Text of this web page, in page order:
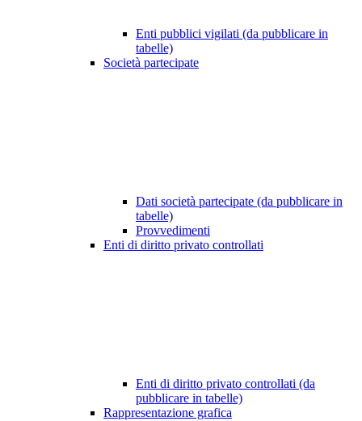
Enti pubblici vigilati (da pubblicare in
tabelle)
Società partecipate
Dati società partecipate (da pubblicare in
tabelle)
Provvedimenti
Enti di diritto privato controllati
Enti di diritto privato controllati (da
pubblicare in tabelle)
Rappresentazione grafica